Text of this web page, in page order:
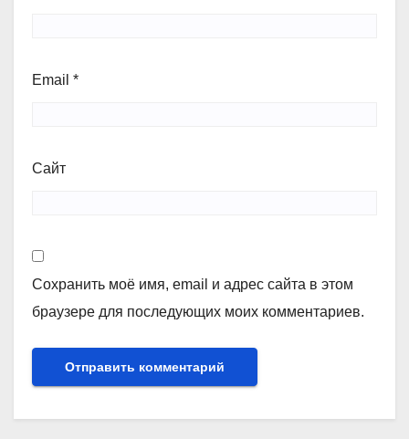
Email *
Сайт
Сохранить моё имя, email и адрес сайта в этом
браузере для последующих моих комментариев.